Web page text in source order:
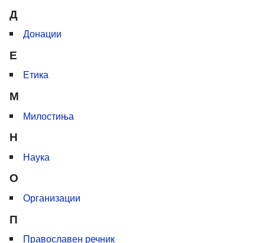
Д
Донации
Е
Етика
М
Милостиња
Н
Наука
О
Организации
П
Православен речник